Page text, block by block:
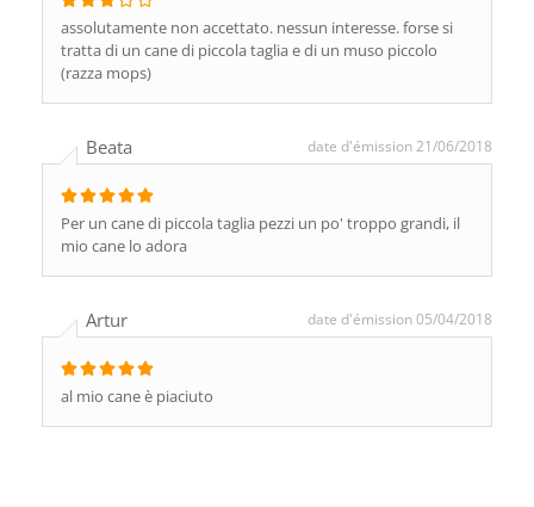
assolutamente non accettato. nessun interesse. forse si
tratta di un cane di piccola taglia e di un muso piccolo
(razza mops)
Beata date d'émission 21/06/2018
Per un cane di piccola taglia pezzi un po' troppo grandi, il
mio cane lo adora
Artur date d'émission 05/04/2018
al mio cane è piaciuto